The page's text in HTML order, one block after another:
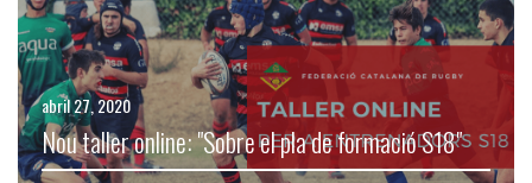
abril 27, 2020
Nou taller online: "Sobre el pla de formació S18"